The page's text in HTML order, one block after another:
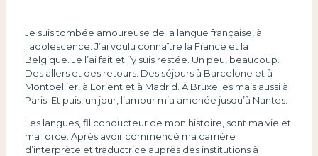
Je suis tombée amoureuse de la langue française, à
l’adolescence. J’ai voulu connaître la France et la
Belgique. Je l’ai fait et j’y suis restée. Un peu, beaucoup.
Des allers et des retours. Des séjours à Barcelone et à
Montpellier, à Lorient et à Madrid. À Bruxelles mais aussi à
Paris. Et puis, un jour, l’amour m’a amenée jusqu’à Nantes.
Les langues, fil conducteur de mon histoire, sont ma vie et
ma force. Après avoir commencé ma carrière
d’interprète et traductrice auprès des institutions à